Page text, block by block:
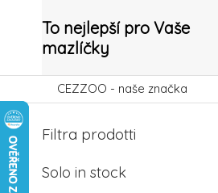
To nejlepší pro Vaše
mazlíčky
CEZZOO - naše značka
Filtra prodotti
Solo in stock